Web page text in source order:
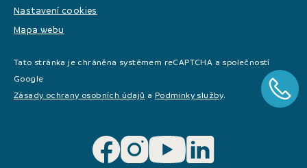
Nastavení cookies
Mapa webu
Tato stránka je chráněna systémem reCAPTCHA a společností
Google
Zásady ochrany osobních údajů a Podminky služby.